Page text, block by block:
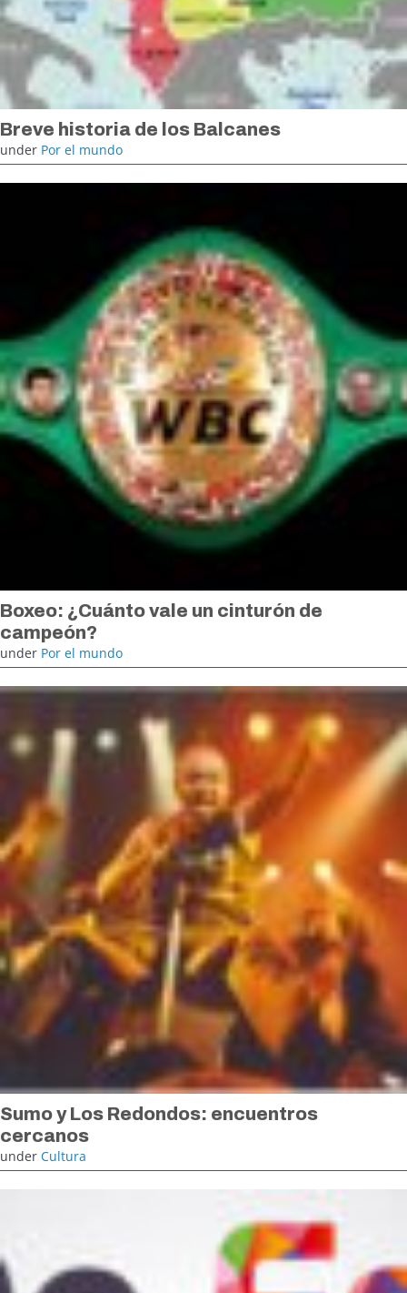
Breve historia de los Balcanes
under Por el mundo
Boxeo: ¿Cuánto vale un cinturón de
campeón?
under Por el mundo
Sumo y Los Redondos: encuentros
cercanos
under Cultura